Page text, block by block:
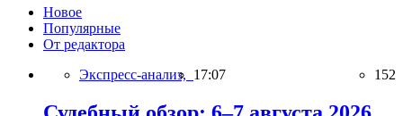
Новое
Популярные
От редактора
Экспресс-анализ, 17:07 152